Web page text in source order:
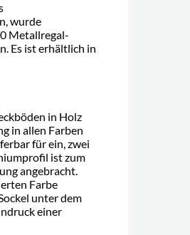
wurde
Metallregal-
Es ist erhältlich in
in Holz
in allen Farben
für ein, zwei
ist zum
angebracht.
Farbe
unter dem
einer